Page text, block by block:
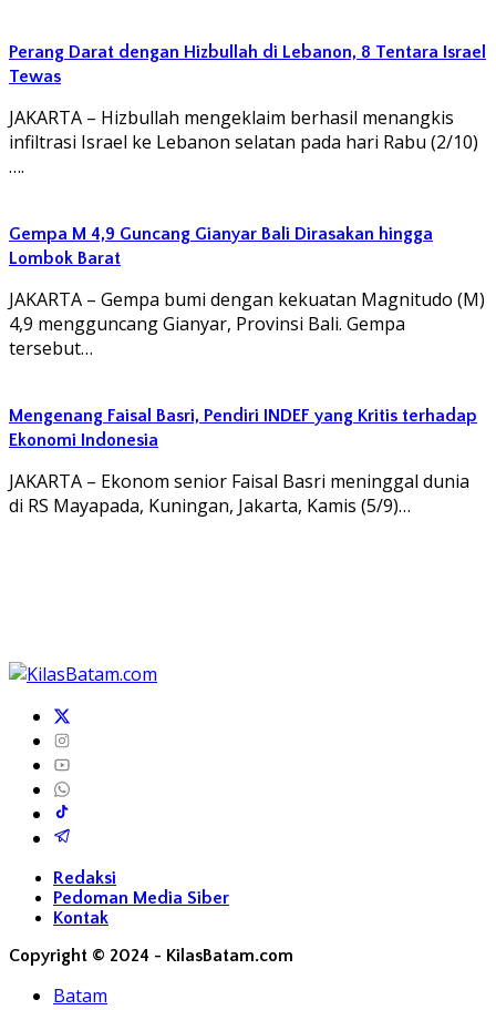
Perang Darat dengan Hizbullah di Lebanon, 8 Tentara Israel
Tewas
JAKARTA – Hizbullah mengeklaim berhasil menangkis
infiltrasi Israel ke Lebanon selatan pada hari Rabu (2/10)
….
Gempa M 4,9 Guncang Gianyar Bali Dirasakan hingga
Lombok Barat
JAKARTA – Gempa bumi dengan kekuatan Magnitudo (M)
4,9 mengguncang Gianyar, Provinsi Bali. Gempa
tersebut…
Mengenang Faisal Basri, Pendiri INDEF yang Kritis terhadap
Ekonomi Indonesia
JAKARTA – Ekonom senior Faisal Basri meninggal dunia
di RS Mayapada, Kuningan, Jakarta, Kamis (5/9)…
Redaksi
Pedoman Media Siber
Kontak
Copyright © 2024 - KilasBatam.com
Batam